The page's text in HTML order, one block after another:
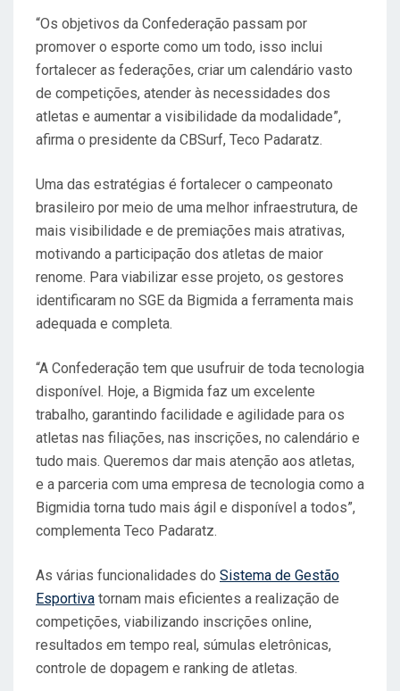
“Os objetivos da Confederação passam por
promover o esporte como um todo, isso inclui
fortalecer as federações, criar um calendário vasto
de competições, atender às necessidades dos
atletas e aumentar a visibilidade da modalidade”,
afirma o presidente da CBSurf, Teco Padaratz.
Uma das estratégias é fortalecer o campeonato
brasileiro por meio de uma melhor infraestrutura, de
mais visibilidade e de premiações mais atrativas,
motivando a participação dos atletas de maior
renome. Para viabilizar esse projeto, os gestores
identificaram no SGE da Bigmida a ferramenta mais
adequada e completa.
“A Confederação tem que usufruir de toda tecnologia
disponível. Hoje, a Bigmida faz um excelente
trabalho, garantindo facilidade e agilidade para os
atletas nas filiações, nas inscrições, no calendário e
tudo mais. Queremos dar mais atenção aos atletas,
e a parceria com uma empresa de tecnologia como a
Bigmidia torna tudo mais ágil e disponível a todos”,
complementa Teco Padaratz.
As várias funcionalidades do Sistema de Gestão
Esportiva tornam mais eficientes a realização de
competições, viabilizando inscrições online,
resultados em tempo real, súmulas eletrônicas,
controle de dopagem e ranking de atletas.